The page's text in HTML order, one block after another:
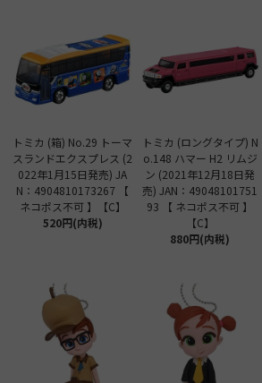
トミカ (箱) No.29 トーマ
スランドエクスプレス (2
022年1月15日発売) JA
N：4904810173267 【
ネコポス不可 】【C】
520円(内税)
トミカ (ロングタイプ) N
o.148 ハマー H2 リムジ
ン (2021年12月18日発
売) JAN：49048101751
93 【 ネコポス不可 】
【C】
880円(内税)